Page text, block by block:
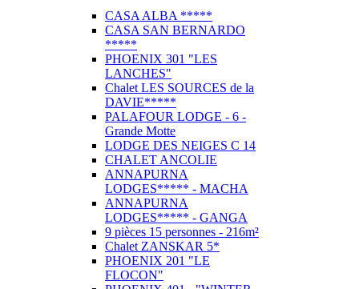
CASA ALBA *****
CASA SAN BERNARDO
*****
PHOENIX 301 "LES
LANCHES"
Chalet LES SOURCES de la
DAVIE*****
PALAFOUR LODGE - 6 -
Grande Motte
LODGE DES NEIGES C 14
CHALET ANCOLIE
ANNAPURNA
LODGES***** - MACHA
ANNAPURNA
LODGES***** - GANGA
9 pièces 15 personnes - 216m²
Chalet ZANSKAR 5*
PHOENIX 201 "LE
FLOCON"